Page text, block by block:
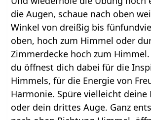
die Augen, schaue nach oben
Winkel von dreißig bis
oben, hoch zum Himmel oder
Zimmerdecke hoch zum
du öffnest dich dabei für die
Himmels, für die Energie von
Harmonie. Spüre vielleicht deine
oder dein drittes Auge. Ganz